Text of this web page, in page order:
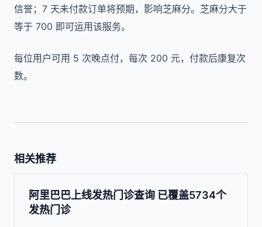
信誉；7 天未付款订单将预期，影响芝麻分。芝麻分大于
等于 700 即可运用该服务。
每位用户可用 5 次晚点付，每次 200 元，付款后康复次
数。
相关推荐
阿里巴巴上线发热门诊查询 已覆盖5734个
发热门诊